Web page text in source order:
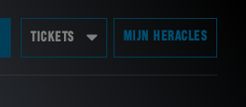
TICKETS MIJN HERACLES